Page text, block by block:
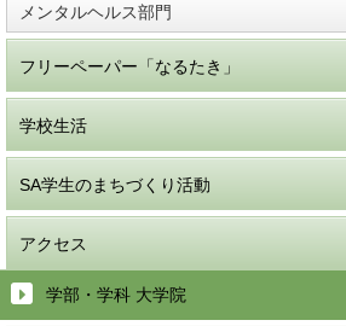
メンタルヘルス部門
フリーペーパー「なるたき」
学校生活
SA学生のまちづくり活動
アクセス
学部・学科 大学院